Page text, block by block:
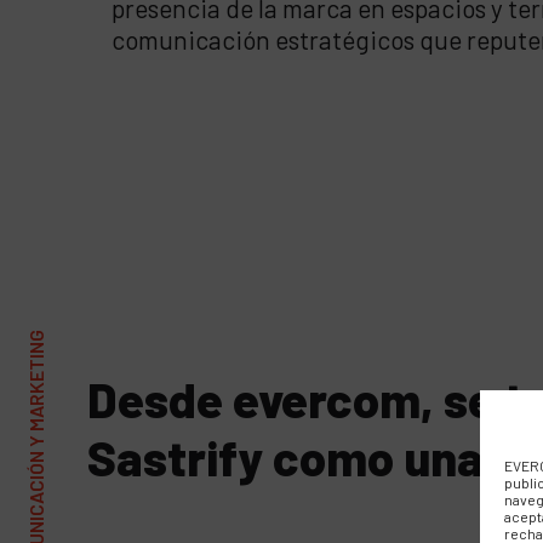
presencia de la marca en espacios y
comunicación estratégicos que
Desde evercom, se
Sastrify como una